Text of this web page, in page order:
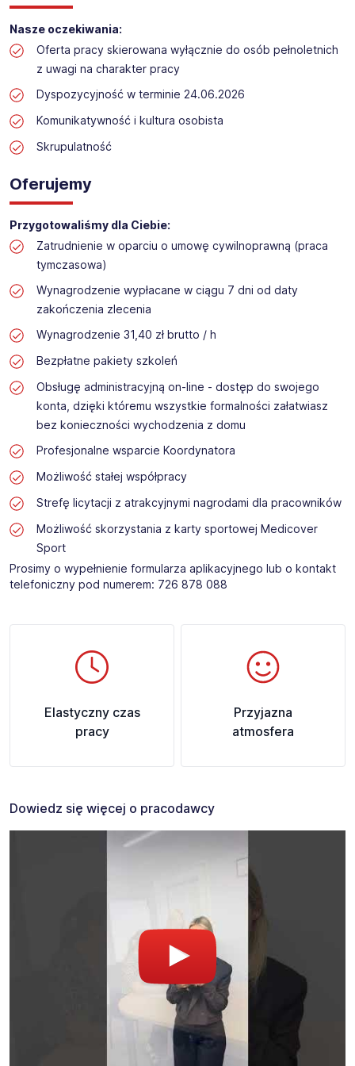
Nasze oczekiwania:
Oferta pracy skierowana wyłącznie do osób pełnoletnich
z uwagi na charakter pracy
Dyspozycyjność w terminie 24.06.2026
Komunikatywność i kultura osobista
Skrupulatność
Oferujemy
Przygotowaliśmy dla Ciebie:
Zatrudnienie w oparciu o umowę cywilnoprawną (praca
tymczasowa)
Wynagrodzenie wypłacane w ciągu 7 dni od daty
zakończenia zlecenia
Wynagrodzenie 31,40 zł brutto / h
Bezpłatne pakiety szkoleń
Obsługę administracyjną on-line - dostęp do swojego
konta, dzięki któremu wszystkie formalności załatwiasz
bez konieczności wychodzenia z domu
Profesjonalne wsparcie Koordynatora
Możliwość stałej współpracy
Strefę licytacji z atrakcyjnymi nagrodami dla pracowników
Możliwość skorzystania z karty sportowej Medicover
Sport
Prosimy o wypełnienie formularza aplikacyjnego lub o kontakt
telefoniczny pod numerem: 726 878 088 ​
Elastyczny czas
pracy
Przyjazna
atmosfera
Dowiedz się więcej o pracodawcy